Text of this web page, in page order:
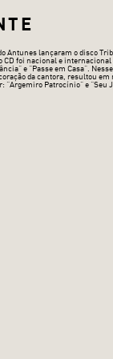
Antunes lançaram o disco
CD foi nacional e internacional
e “Passe em Casa”.
da cantora, resultou
“Argemiro Patrocínio” e “Seu